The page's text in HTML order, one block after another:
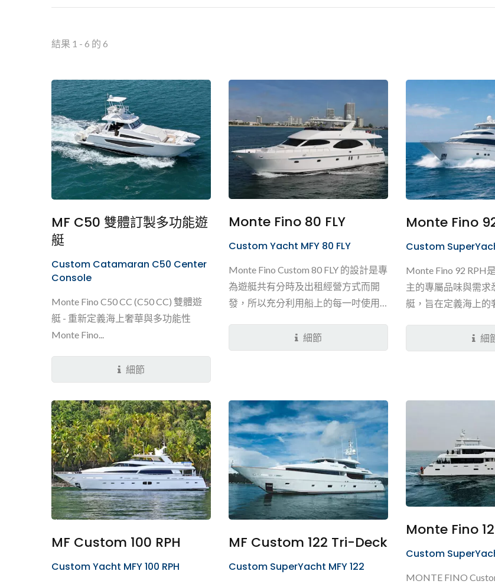
結果 1 - 6 的 6
MF C50 雙體訂製多功能遊
艇
Custom Catamaran C50 Center
Console
Monte Fino C50 CC (C50 CC) 雙體遊
艇 - 重新定義海上奢華與多功能性
Monte Fino...
細節
Monte Fino 80 FLY
Custom Yacht MFY 80 FLY
Monte Fino Custom 80 FLY 的設計是專
為遊艇共有分時及出租經營方式而開
發，所以充分利用船上的每一吋使用
細節
Monte Fino
Custom
Monte Fino 92 RPH
主的專屬品味與需求
艇，旨在定義海上的
甲板上獨一無二的複
甲板層配置了視野開
台，並進一步延伸至
局，為船主在藍海間
隱密的海上私人行宮
拿捏奢華尺度，工藝
面與頂級Versace...
細
MF Custom 100 RPH
Custom Yacht MFY 100 RPH
MF Custom 122 Tri-Deck
Custom SuperYacht MFY 122
Monte Fino
Custom
MONTE FINO
E85 節能環球遊艇 F76 飛橋豪華遊艇